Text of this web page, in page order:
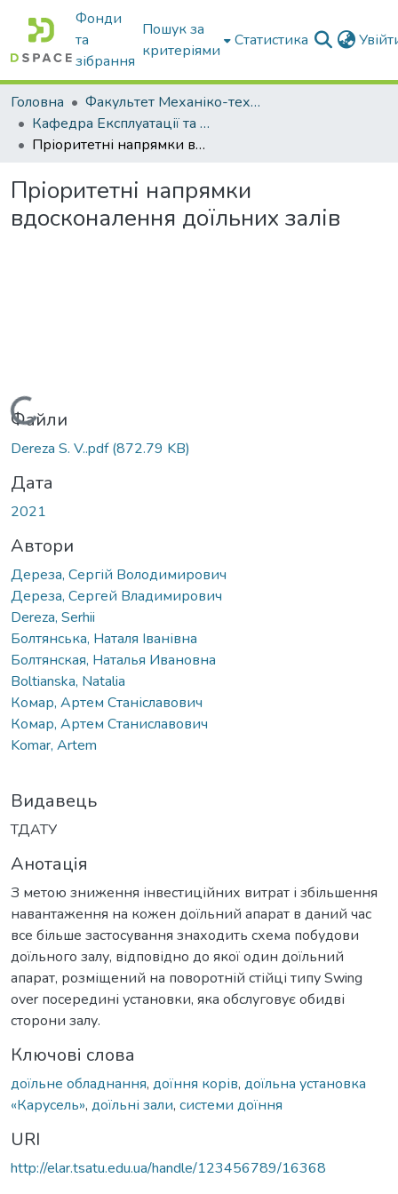
Фонди
та
зібрання
Пошук за
критеріями
Статистика
Головна
Факультет Механіко-технологічний
Кафедра Експлуатації та технічного сервісу машин
Пріоритетні напрямки вдосконалення доїльних залів
Пріоритетні напрямки
вдосконалення доїльних залів
Вантажиться...
Файли
Dereza S. V..pdf(872.79 KB)
Дата
2021
Автори
Дереза, Сергій Володимирович
Дереза, Сергей Владимирович
Dereza, Serhii
Болтянська, Наталя Іванівна
Болтянская, Наталья Ивановна
Boltianska, Natalia
Комар, Артем Станіславович
Комар, Артем Станиславович
Komar, Artem
Видавець
ТДАТУ
Анотація
З метою зниження інвестиційних витрат і збільшення
навантаження на кожен доїльний апарат в даний час
все більше застосування знаходить схема побудови
доїльного залу, відповідно до якої один доїльний
апарат, розміщений на поворотній стійці типу Swing
over посередині установки, яка обслуговує обидві
сторони залу.
Ключові слова
доїльне обладнання, доїння корів, доїльна установка
«Карусель», доїльні зали, системи доїння
URI
http://elar.tsatu.edu.ua/handle/123456789/16368